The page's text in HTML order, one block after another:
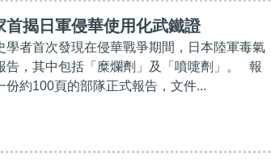
首揭日軍侵華使用化武鐵證
者首次發現在侵華戰爭期間，日本陸軍毒氣
告，其中包括「糜爛劑」及「噴嚏劑」。 報
約100頁的部隊正式報告，文件...